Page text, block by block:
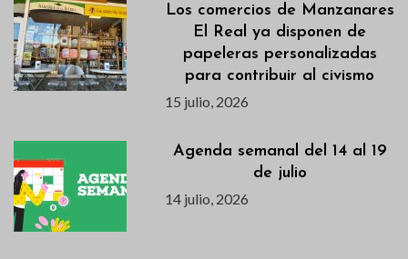
Los comercios de Manzanares
El Real ya disponen de
papeleras personalizadas
para contribuir al civismo
15 julio, 2026
Agenda semanal del 14 al 19
de julio
14 julio, 2026